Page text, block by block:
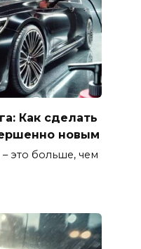
Как сделать
новым
это больше, чем